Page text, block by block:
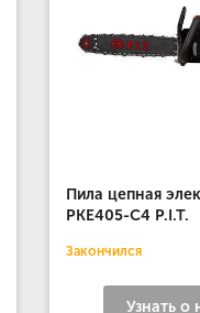
Пила цепная
PKE405-C4 P.I.T.
Закончился
Узнать о